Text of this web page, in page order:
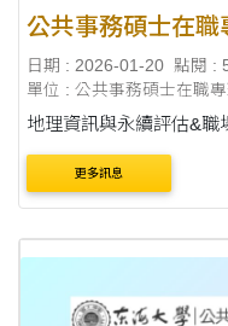
公共事務碩士在
日期 : 2026-01-20 點閱 :
單位 : 公共事務碩士在職專
地理資訊與永續評估&職
更多訊息